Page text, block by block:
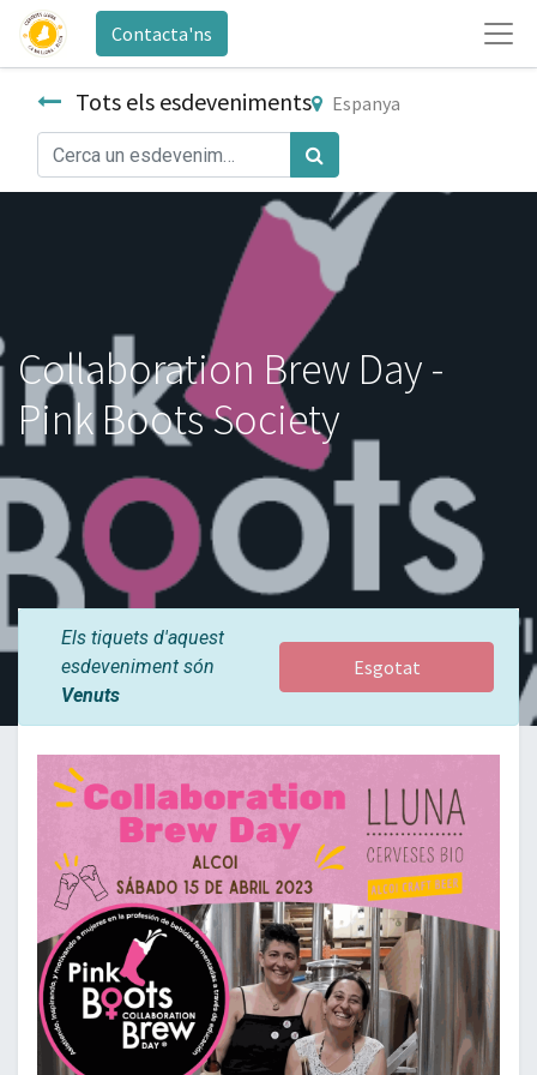
Contacta'ns
Tots els esdeveniments Espanya
Collaboration Brew Day -
Pink Boots Society
Els tiquets d'aquest
esdeveniment són
Venuts
Esgotat